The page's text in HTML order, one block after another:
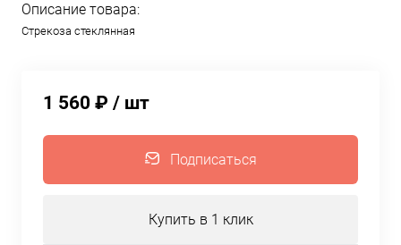
Описание товара:
Стрекоза стеклянная
1 560 ₽ / шт
Подписаться
Купить в 1 клик